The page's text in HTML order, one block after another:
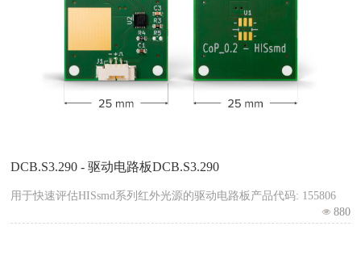
DCB.S3.290 - 驱动电路板DCB.S3.290
用于快速评估HISsmd系列红外光源的驱动电路板产品代码: 155806
880